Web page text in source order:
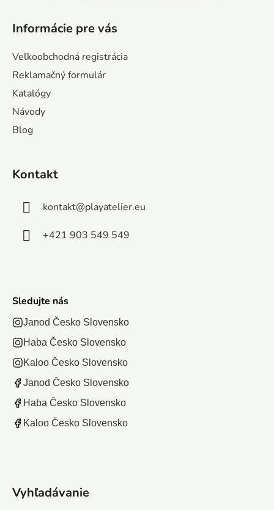
Informácie pre vás
Veľkoobchodná registrácia
Reklamačný formulár
Katalógy
Návody
Blog
Kontakt
kontakt@playatelier.eu
+421 903 549 549
Sledujte nás
Janod Česko Slovensko
Haba Česko Slovensko
Kaloo Česko Slovensko
Janod Česko Slovensko
Haba Česko Slovensko
Kaloo Česko Slovensko
Vyhľadávanie